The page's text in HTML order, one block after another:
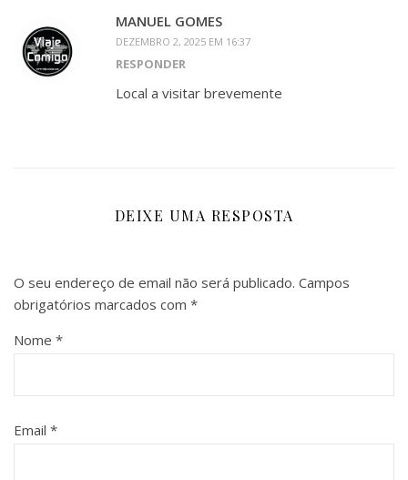
MANUEL GOMES
DEZEMBRO 2, 2025 EM 16:37
RESPONDER
Local a visitar brevemente
DEIXE UMA RESPOSTA
O seu endereço de email não será publicado. Campos
obrigatórios marcados com *
Nome *
Email *